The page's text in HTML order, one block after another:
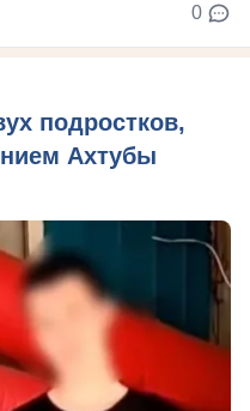
0
подростков,
Ахтубы